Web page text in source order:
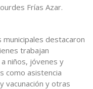
Frías Azar.
destacaron
trabajan
niños, jóvenes y
como asistencia
vacunación y otras